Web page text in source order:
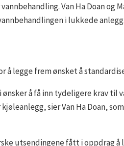
Van Ha Doan og
i lukkede anlegg.
legge frem ønsket å
å få inn tydeligere krav til
sier Van Ha Doan,
utsendingene fått i oppdrag